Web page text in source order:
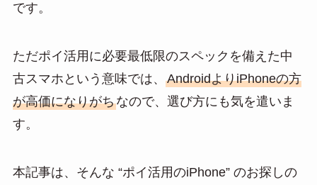
です。
ただポイ活用に必要最低限のスペックを備えた中
古スマホという意味では、 AndroidよりiPhoneの方
が高価になりがちなので、選び方にも気を遣いま
す。
本記事は、そんな “ポイ活用のiPhone” のお探しの